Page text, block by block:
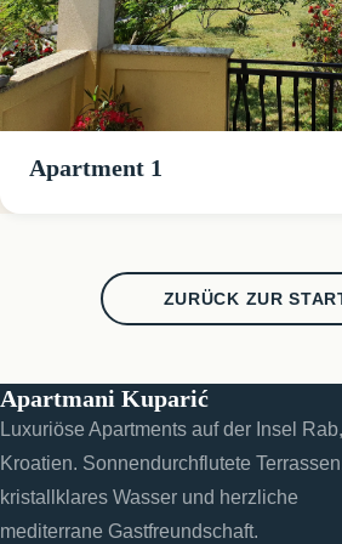
Apartment 1
ZURÜCK ZUR
Apartmani Kuparić
Luxuriöse Apartments auf der Insel Rab,
Kroatien. Sonnendurchflutete
kristallklares Wasser und herzliche
mediterrane Gastfreundschaft.